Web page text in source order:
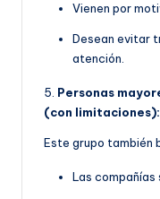
Vienen por
Desean evitar
atención.
5. Personas
(con limitaciones):
Este grupo también
Las compañías